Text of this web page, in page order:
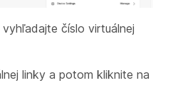
číslo virtuálnej
linky a potom kliknite na